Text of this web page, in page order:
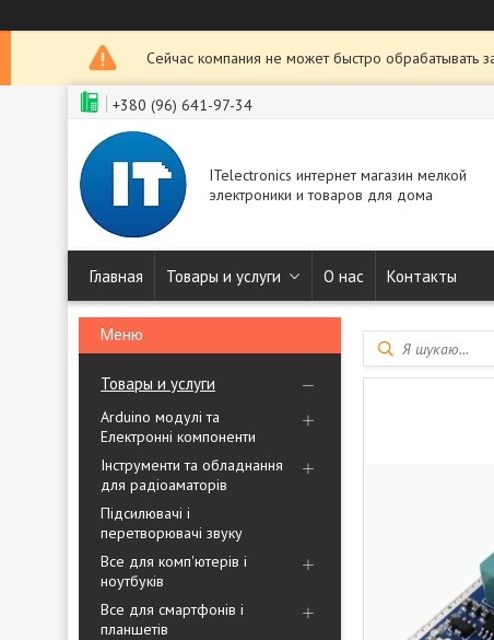
Сейчас компания не может быстро обрабатывать
+380 (96) 641-97-34
ITelectronics интернет магазин мелкой
электроники и товаров для дома
Главная Товары и услуги О нас Контакты
Товары и услуги
Arduino модулі та
Електронні компоненти
Інструменти та обладнання
для радіоаматорів
Підсилювачі і
перетворювачі звуку
Все для комп'ютерів і
ноутбуків
Все для смартфонів і
планшетів